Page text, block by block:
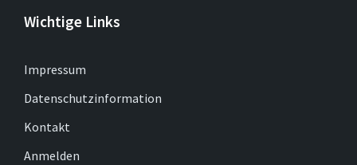
Wichtige Links
Impressum
Datenschutzinformation
Kontakt
Anmelden